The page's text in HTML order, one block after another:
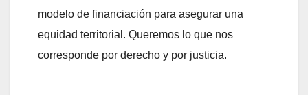
modelo de financiación para asegurar una
equidad territorial. Queremos lo que nos
corresponde por derecho y por justicia.